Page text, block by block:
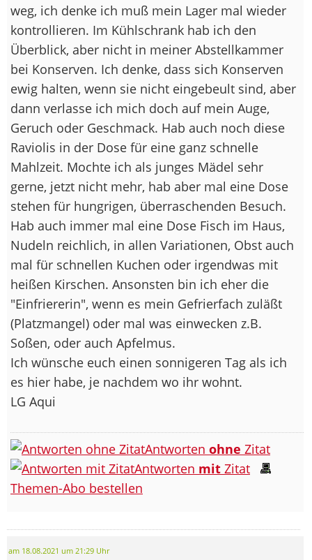
weg, ich denke ich muß mein Lager mal wieder
kontrollieren. Im Kühlschrank hab ich den
Überblick, aber nicht in meiner Abstellkammer
bei Konserven. Ich denke, dass sich Konserven
ewig halten, wenn sie nicht eingebeult sind, aber
dann verlasse ich mich doch auf mein Auge,
Geruch oder Geschmack. Hab auch noch diese
Raviolis in der Dose für eine ganz schnelle
Mahlzeit. Mochte ich als junges Mädel sehr
gerne, jetzt nicht mehr, hab aber mal eine Dose
stehen für hungrigen, überraschenden Besuch.
Hab auch immer mal eine Dose Fisch im Haus,
Nudeln reichlich, in allen Variationen, Obst auch
mal für schnellen Kuchen oder irgendwas mit
heißen Kirschen. Ansonsten bin ich eher die
"Einfriererin", wenn es mein Gefrierfach zuläßt
(Platzmangel) oder mal was einwecken z.B.
Soßen, oder auch Apfelmus.
Ich wünsche euch einen sonnigeren Tag als ich
es hier habe, je nachdem wo ihr wohnt.
LG Aqui
Antworten ohne Zitat
Antworten mit Zitat
Themen-Abo bestellen
am 18.08.2021 um 21:29 Uhr